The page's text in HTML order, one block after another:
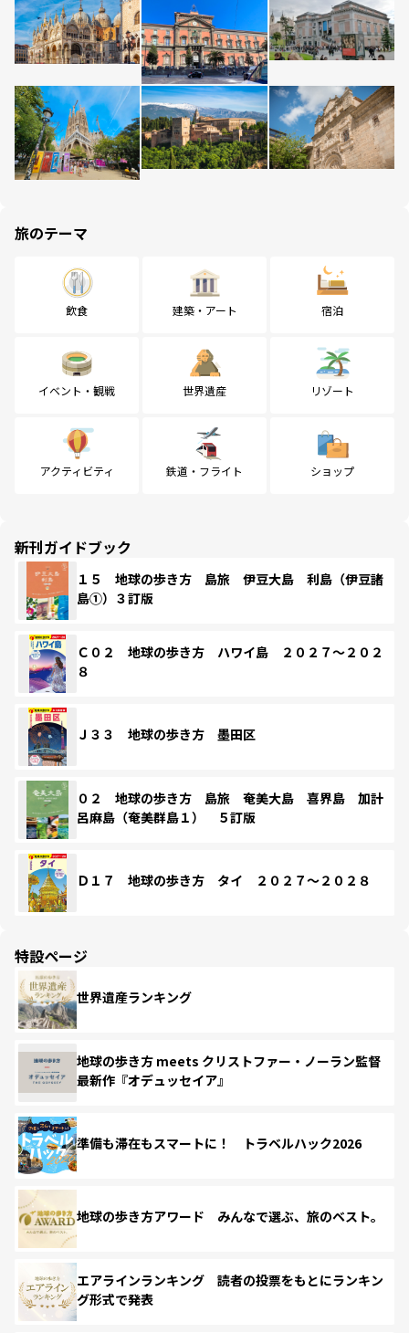
旅のテーマ
飲食 建築・アート 宿泊
イベント・観戦 世界遺産 リゾート
アクティビティ 鉄道・フライト ショップ
新刊ガイドブック
１５ 地球の歩き方 島旅 伊豆大島 利島（伊豆諸
島①）３訂版
Ｃ０２ 地球の歩き方 ハワイ島 ２０２７～２０２
８
Ｊ３３ 地球の歩き方 墨田区
０２ 地球の歩き方 島旅 奄美大島 喜界島 加計
呂麻島（奄美群島１） ５訂版
Ｄ１７ 地球の歩き方 タイ ２０２７～２０２８
特設ページ
世界遺産ランキング
地球の歩き方 meets クリストファー・ノーラン監督
最新作『オデュッセイア』
準備も滞在もスマートに！ トラベルハック2026
地球の歩き方アワード みんなで選ぶ、旅のベスト。
エアラインランキング 読者の投票をもとにランキン
グ形式で発表